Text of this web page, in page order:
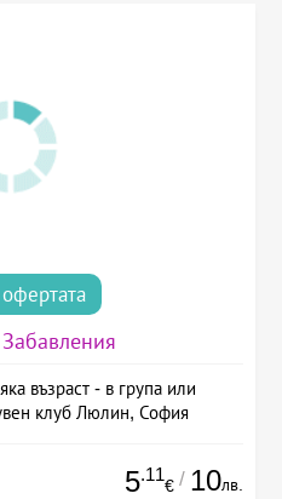
Забавления
възраст - в група или
клуб Люлин, София
5.11
€ / 10лв.